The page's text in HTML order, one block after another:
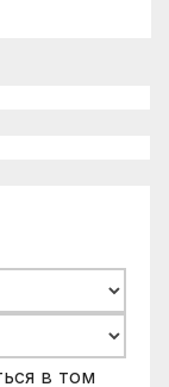
в том